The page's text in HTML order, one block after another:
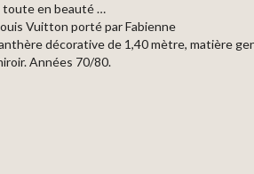
toute en beauté …
Vuitton porté par Fabienne
décorative de 1,40 mètre, matière
Années 70/80.